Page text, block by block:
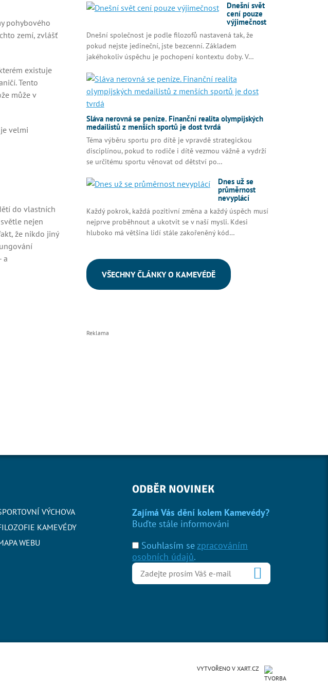
pohybového
zemí, zvlášť
existuje
Tento
může v
velmi
do vlastních
nejen
že nikdo jiný
a
Dnešní svět
cení pouze
výjimečnost
Dnešní společnost je podle filozofů nastavená tak, že
pokud nejste jedineční, jste bezcenní. Základem
jakéhokoliv úspěchu je pochopení kontextu doby. V…
Sláva nerovná se peníze. Finanční realita olympijských
medailistů z menších sportů je dost tvrdá
Téma výběru sportu pro dítě je vpravdě strategickou
disciplínou, pokud to rodiče i dítě vezmou vážně a vydrží
se určitému sportu věnovat od dětství po…
Dnes už se
průměrnost
nevyplácí
Každý pokrok, každá pozitivní změna a každý úspěch musí
nejprve proběhnout a ukotvit se v naší mysli. Kdesi
hluboko má většina lidí stále zakořeněný kód…
VŠECHNY ČLÁNKY O KAMEVÉDĚ
Reklama
VÝCHOVA
KAMEVÉDY
WEBU
ODBĚR NOVINEK
Zajímá Vás dění kolem Kamevédy?
Buďte stále informováni
Souhlasím sezpracováním
osobních údajů.
VYTVOŘENO V XART.CZ